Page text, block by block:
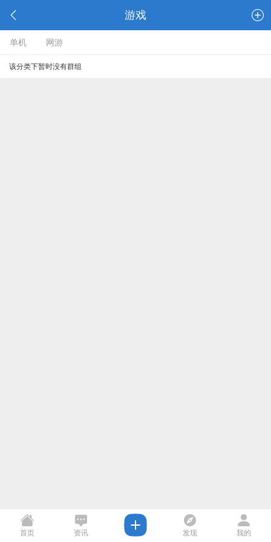
游戏
单机 网游
该分类下暂时没有群组
首页 资讯 发现 我的